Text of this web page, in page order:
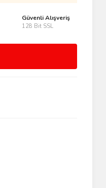
Güvenli Alışveriş
128 Bit SSL